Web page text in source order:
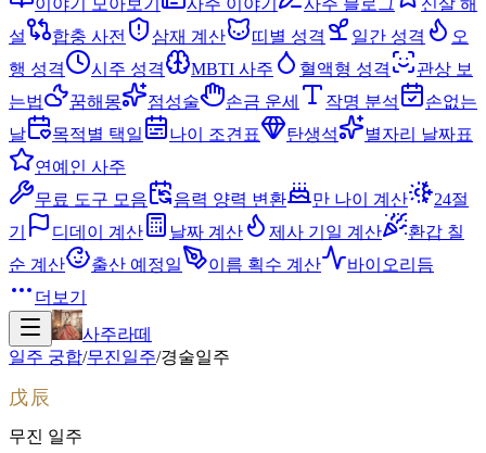
이야기 모아보기
사주 이야기 사주 블로그
신살 해
설
합충 사전 삼재 계산 띠별 성격 일간 성격
오
행 성격
시주 성격 MBTI 사주 혈액형 성격
관상 보
는법
꿈해몽 점성술 손금 운세 작명 분석
손없는
날
목적별 택일 나이 조견표 탄생석
별자리 날짜표
연예인 사주
무료 도구 모음
음력 양력 변환 만 나이 계산
24절
기
디데이 계산 날짜 계산 제사 기일 계산
환갑 칠
순 계산
출산 예정일 이름 획수 계산
바이오리듬
더보기
사주라떼
일주 궁합/무진일주/경술일주
戊辰
무진 일주